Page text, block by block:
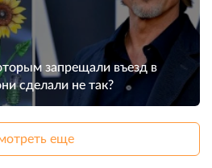
запрещали въезд в
сделали не так?
еще